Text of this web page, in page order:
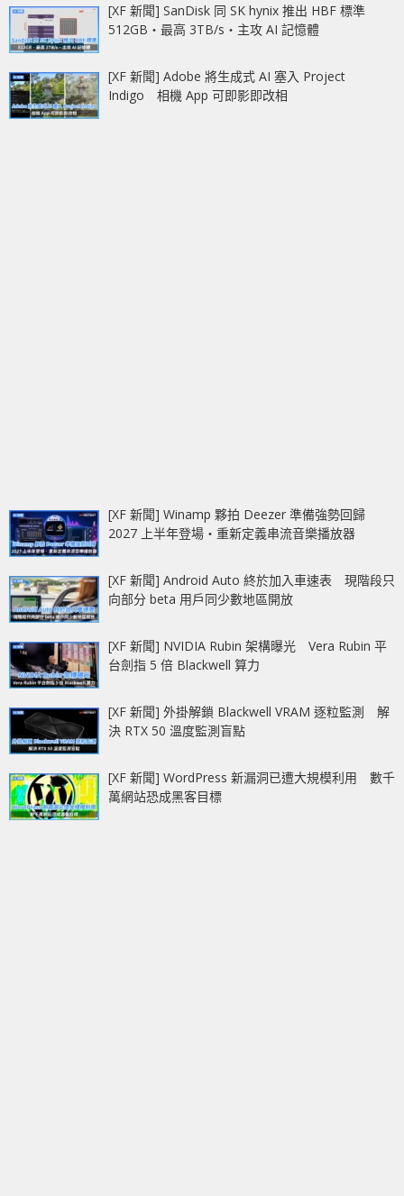
[XF 新聞] SanDisk 同 SK hynix 推出 HBF 標準
512GB‧最高 3TB/s‧主攻 AI 記憶體
[XF 新聞] Adobe 將生成式 AI 塞入 Project
Indigo 相機 App 可即影即改相
[XF 新聞] Winamp 夥拍 Deezer 準備強勢回歸
2027 上半年登場‧重新定義串流音樂播放器
[XF 新聞] Android Auto 終於加入車速表 現階段只
向部分 beta 用戶同少數地區開放
[XF 新聞] NVIDIA Rubin 架構曝光 Vera Rubin 平
台劍指 5 倍 Blackwell 算力
[XF 新聞] 外掛解鎖 Blackwell VRAM 逐粒監測 解
決 RTX 50 溫度監測盲點
[XF 新聞] WordPress 新漏洞已遭大規模利用 數千
萬網站恐成黑客目標